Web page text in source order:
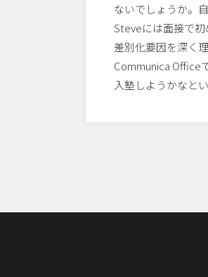
ないでしょうか。
Steveには面接で
差別化要因を深く
Communica Office
入塾しようかなと